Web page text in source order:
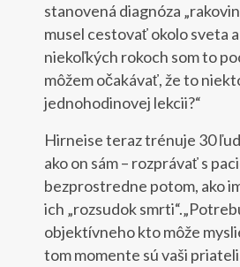
stanovená diagnóza
musel cestovať okolo sveta
niekoľkých rokoch som to
môžem očakávať, že to
jednohodinovej lekcii?“
Hirneise teraz trénuje 30
ako on sám – rozprávať s
bezprostredne potom, ako
ich „rozsudok
objektívneho kto môže
tom momente sú vaši